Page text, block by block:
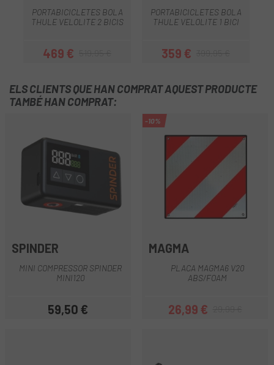
PORTABICICLETES BOLA
THULE VELOLITE 2 BICIS
469 €
PORTABICICLETES BOLA
THULE VELOLITE 1 BICI
359 €
ELS CLIENTS QUE HAN COMPRAT AQUEST PRODUCTE
TAMBÉ HAN COMPRAT:
SPINDER
MINI COMPRESSOR SPINDER
MINI120
Preu
59,50 €
-10%
MAGMA
PLACA MAGMA6 V20
ABS/FOAM
Preu
26,99 €Preu regular